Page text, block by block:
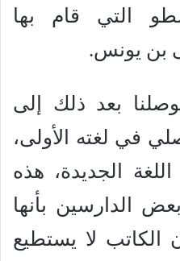
التي قام بها
بن يونس.
بعد ذلك إلى
في لغته الأولى،
الجديدة، هذه
الدارسين بأنها
الكاتب لا يستطيع